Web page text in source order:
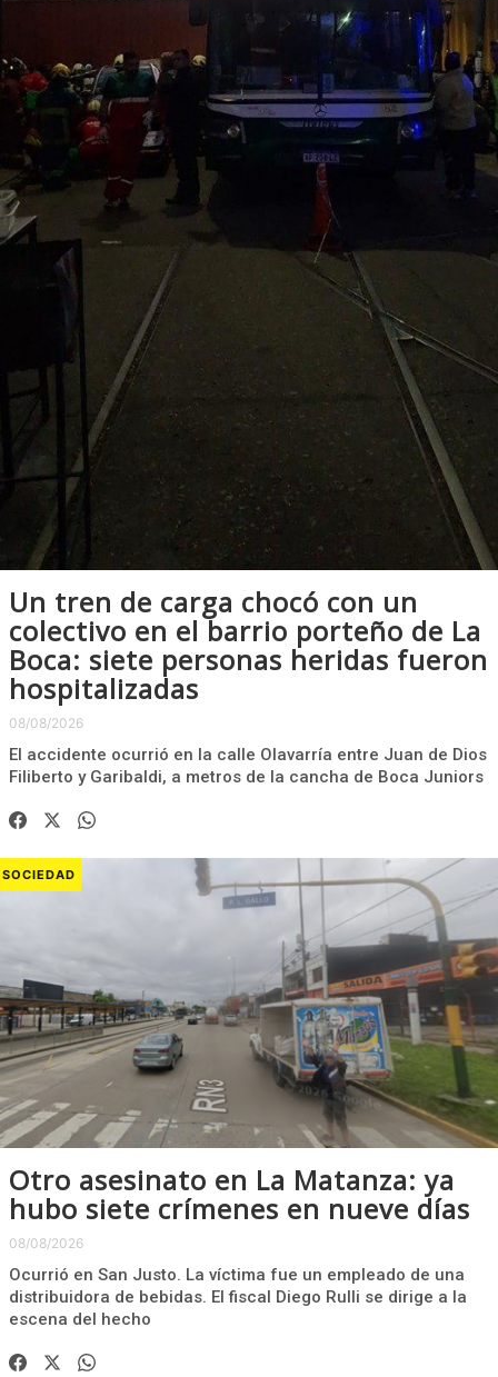
Un tren de carga chocó con un
colectivo en el barrio porteño de La
Boca: siete personas heridas fueron
hospitalizadas
08/08/2026
El accidente ocurrió en la calle Olavarría entre Juan de Dios
Filiberto y Garibaldi, a metros de la cancha de Boca Juniors
SOCIEDAD
Otro asesinato en La Matanza: ya
hubo siete crímenes en nueve días
08/08/2026
Ocurrió en San Justo. La víctima fue un empleado de una
distribuidora de bebidas. El fiscal Diego Rulli se dirige a la
escena del hecho